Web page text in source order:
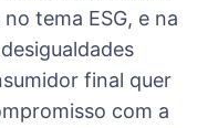
tema ESG, e na
final quer
com a